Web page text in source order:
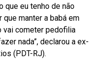
que eu tenho de não
que manter a babá em
vai cometer pedofilia
nada”, declarou a ex-
(PDT-RJ).